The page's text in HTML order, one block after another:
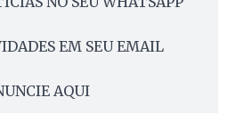
EM SEU EMAIL
AQUI